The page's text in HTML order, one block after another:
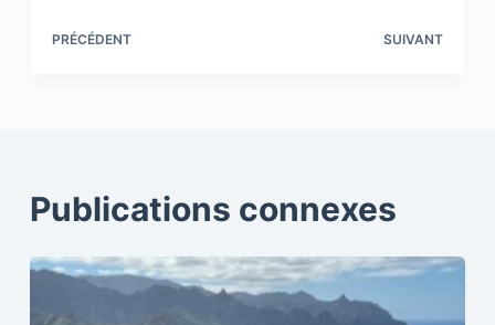
PRÉCÉDENT SUIVANT
Publications connexes